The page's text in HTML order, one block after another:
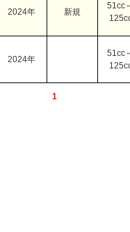
2024年 新規
51cc
2024年
51cc
1